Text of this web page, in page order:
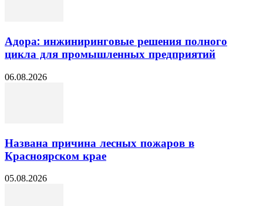
Адора: инжиниринговые решения полного
цикла для промышленных предприятий
06.08.2026
Названа причина лесных пожаров в
Красноярском крае
05.08.2026